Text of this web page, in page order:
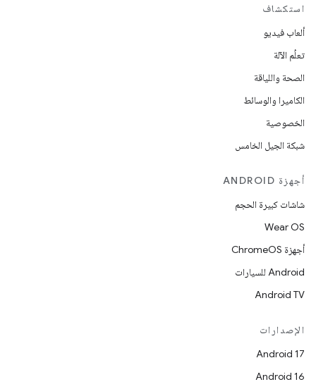
استكشاف
ألعاب فيديو
تعلُم الآلة
الصحة واللياقة
الكاميرا والوسائط
الخصوصية
شبكة الجيل الخامس
أجهزة ANDROID
شاشات كبيرة الحجم
Wear OS
أجهزة ChromeOS
Android للسيارات
Android TV
الإصدارات
Android 17
Android 16